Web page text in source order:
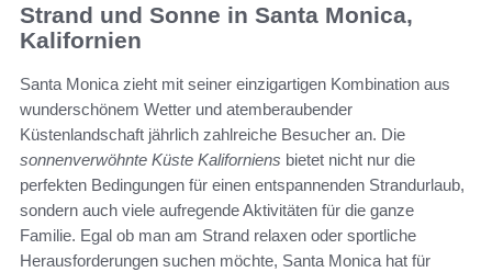
Strand und Sonne in Santa Monica,
Kalifornien
Santa Monica zieht mit seiner einzigartigen Kombination aus
wunderschönem Wetter und atemberaubender
Küstenlandschaft jährlich zahlreiche Besucher an. Die
sonnenverwöhnte Küste Kaliforniens bietet nicht nur die
perfekten Bedingungen für einen entspannenden Strandurlaub,
sondern auch viele aufregende Aktivitäten für die ganze
Familie. Egal ob man am Strand relaxen oder sportliche
Herausforderungen suchen möchte, Santa Monica hat für